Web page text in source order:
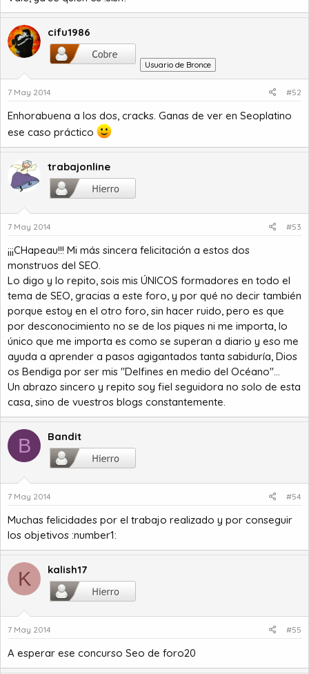
cifu1986
Usuario de Bronce
7 May 2014 #52
Enhorabuena a los dos, cracks. Ganas de ver en Seoplatino
ese caso práctico
trabajonline
7 May 2014 #53
¡¡¡CHapeau!!! Mi más sincera felicitación a estos dos
monstruos del SEO.
Lo digo y lo repito, sois mis ÚNICOS formadores en todo el
tema de SEO, gracias a este foro, y por qué no decir también
porque estoy en el otro foro, sin hacer ruido, pero es que
por desconocimiento no se de los piques ni me importa, lo
único que me importa es como se superan a diario y eso me
ayuda a aprender a pasos agigantados tanta sabiduría, Dios
os Bendiga por ser mis "Delfines en medio del Océano"...
Un abrazo sincero y repito soy fiel seguidora no solo de esta
casa, sino de vuestros blogs constantemente.
B Bandit
7 May 2014 #54
Muchas felicidades por el trabajo realizado y por conseguir
los objetivos :number1:
K kalish17
7 May 2014 #55
A esperar ese concurso Seo de foro20